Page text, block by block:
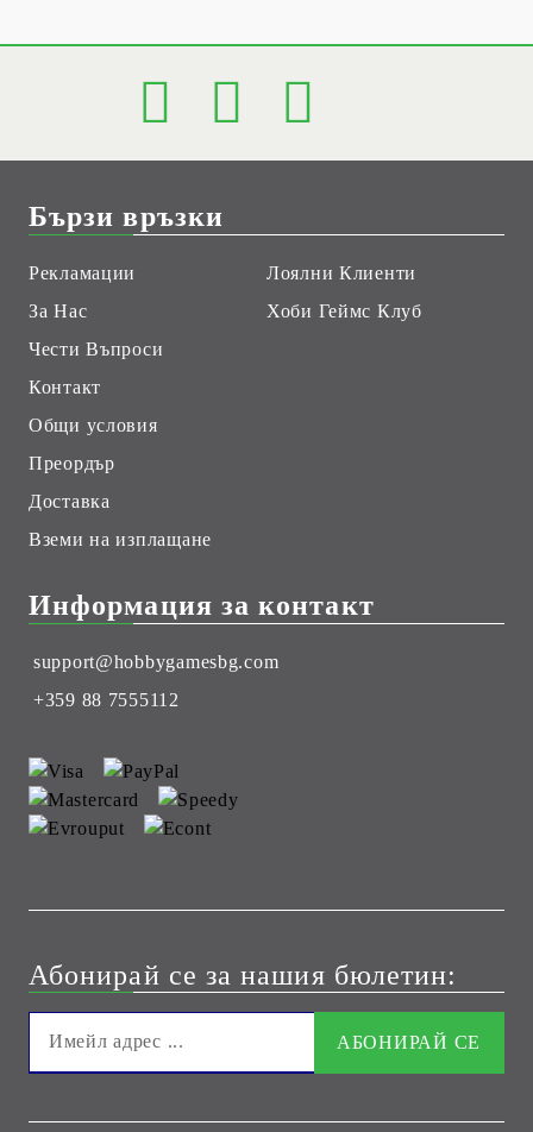
Бързи връзки
Рекламации
За Нас
Чести Въпроси
Контакт
Общи условия
Преордър
Доставка
Вземи на изплащане
Лоялни Клиенти
Хоби Геймс Клуб
Информация за контакт
support@hobbygamesbg.com
+359 88 7555112
Абонирай се за нашия бюлетин: